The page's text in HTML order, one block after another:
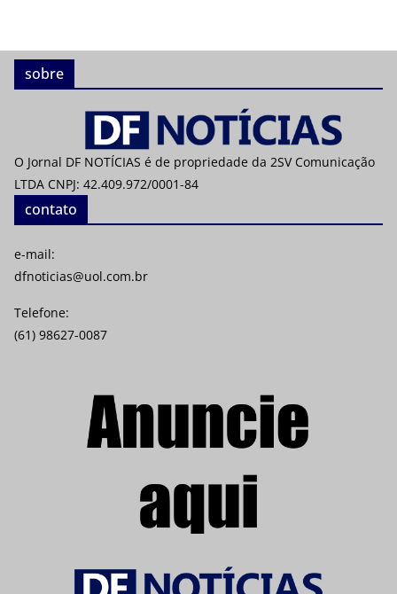
sobre
O Jornal DF NOTÍCIAS é de propriedade da 2SV Comunicação
LTDA CNPJ: 42.409.972/0001-84
contato
e-mail:
dfnoticias@uol.com.br
Telefone:
(61) 98627-0087